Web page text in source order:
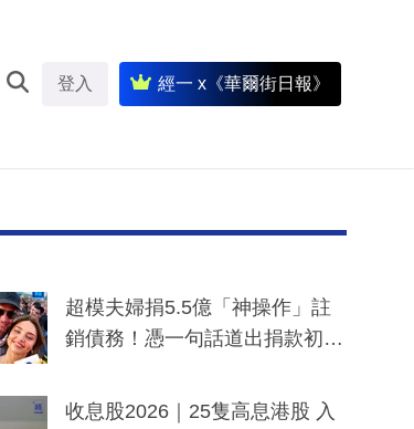
登入 經一 x《華爾街日報》
超模夫婦捐5.5億「神操作」註
銷債務！憑一句話道出捐款初
一度被誤當詐騙手段
收息股2026｜25隻高息港股 入